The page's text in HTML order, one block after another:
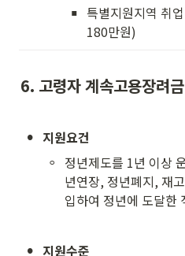
▪ 특별지원지역 취
180만원)
6. 고령자 계속고용장려금
• 지원요건
◦ 정년제도를 1년 이상
년연장, 정년폐지, 재
입하여 정년에 도달한
• 지원수준